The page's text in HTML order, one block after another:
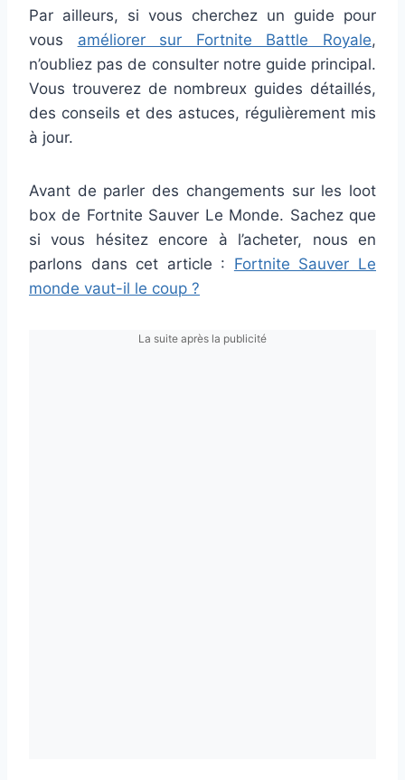
Par ailleurs, si vous cherchez un guide pour
vous améliorer sur Fortnite Battle Royale,
n’oubliez pas de consulter notre guide principal.
Vous trouverez de nombreux guides détaillés,
des conseils et des astuces, régulièrement mis
à jour.
Avant de parler des changements sur les loot
box de Fortnite Sauver Le Monde. Sachez que
si vous hésitez encore à l’acheter, nous en
parlons dans cet article : Fortnite Sauver Le
monde vaut-il le coup ?
La suite après la publicité